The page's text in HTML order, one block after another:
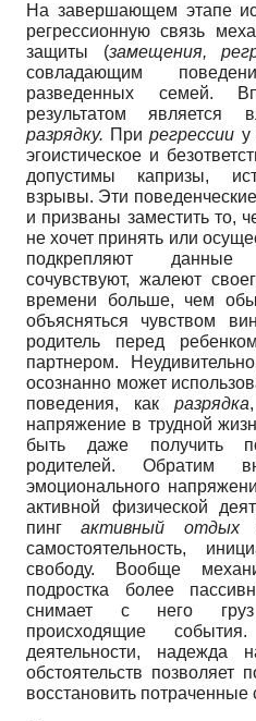
На завершающем этапе
регрессионную связь
защиты (замещения,
совладающим
разведенных семей.
результатом является
разрядку. Прирегрессии у
эгоистическое и
допустимы капризы,
взрывы. Эти
и призваны заместить то,
не хочет принять или
подкрепляют
сочувствуют, жалеют
времени больше, чем
объясняться чувством
родитель перед
партнером.
осознанно может
поведения, как разрядка
напряжение в трудной
быть даже получить
родителей. Обратим
эмоционального
активной физической
пингактивный отдых
самостоятельность,
свободу. Вообще
подростка более
снимает с него груз
происходящие
деятельности, надежда
обстоятельств позволяет
восстановить потраченные